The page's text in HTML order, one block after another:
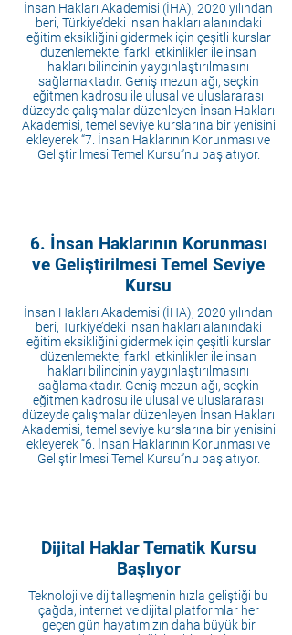
İnsan Hakları Akademisi (İHA), 2020 yılından
beri, Türkiye’deki insan hakları alanındaki
eğitim eksikliğini gidermek için çeşitli kurslar
düzenlemekte, farklı etkinlikler ile insan
hakları bilincinin yaygınlaştırılmasını
sağlamaktadır. Geniş mezun ağı, seçkin
eğitmen kadrosu ile ulusal ve uluslararası
düzeyde çalışmalar düzenleyen İnsan Hakları
Akademisi, temel seviye kurslarına bir yenisini
ekleyerek “7. İnsan Haklarının Korunması ve
Geliştirilmesi Temel Kursu”nu başlatıyor.
6. İnsan Haklarının Korunması
ve Geliştirilmesi Temel Seviye
Kursu
İnsan Hakları Akademisi (İHA), 2020 yılından
beri, Türkiye’deki insan hakları alanındaki
eğitim eksikliğini gidermek için çeşitli kurslar
düzenlemekte, farklı etkinlikler ile insan
hakları bilincinin yaygınlaştırılmasını
sağlamaktadır. Geniş mezun ağı, seçkin
eğitmen kadrosu ile ulusal ve uluslararası
düzeyde çalışmalar düzenleyen İnsan Hakları
Akademisi, temel seviye kurslarına bir yenisini
ekleyerek “6. İnsan Haklarının Korunması ve
Geliştirilmesi Temel Kursu”nu başlatıyor.
Dijital Haklar Tematik Kursu
Başlıyor
Teknoloji ve dijitalleşmenin hızla geliştiği bu
çağda, internet ve dijital platformlar her
geçen gün hayatımızın daha büyük bir